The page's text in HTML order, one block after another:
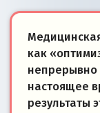
как
непрерывно
настоящее
результаты